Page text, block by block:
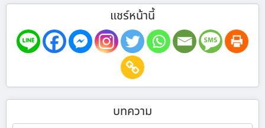
แชร์หน้านี้
บทความ